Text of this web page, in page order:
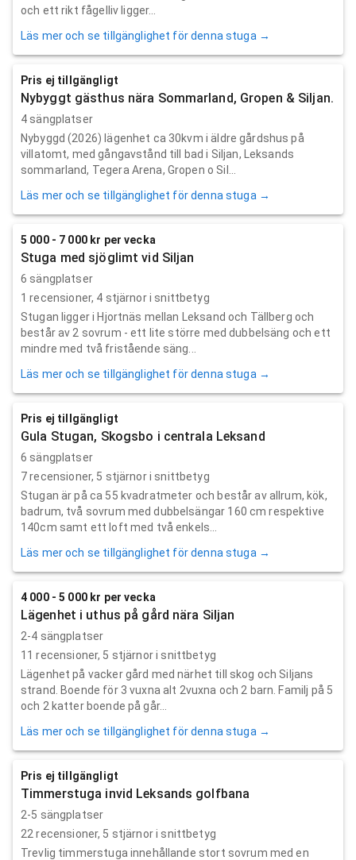
och ett rikt fågelliv ligger...
Läs mer och se tillgänglighet för denna stuga →
Pris ej tillgängligt
Nybyggt gästhus nära Sommarland, Gropen & Siljan.
4 sängplatser
Nybyggd (2026) lägenhet ca 30kvm i äldre gårdshus på
villatomt, med gångavstånd till bad i Siljan, Leksands
sommarland, Tegera Arena, Gropen o Sil...
Läs mer och se tillgänglighet för denna stuga →
5 000 - 7 000 kr per vecka
Stuga med sjöglimt vid Siljan
6 sängplatser
1 recensioner, 4 stjärnor i snittbetyg
Stugan ligger i Hjortnäs mellan Leksand och Tällberg och
består av 2 sovrum - ett lite större med dubbelsäng och ett
mindre med två fristående säng...
Läs mer och se tillgänglighet för denna stuga →
Pris ej tillgängligt
Gula Stugan, Skogsbo i centrala Leksand
6 sängplatser
7recensioner, 5 stjärnor i snittbetyg
Stugan är på ca 55 kvadratmeter och består av allrum, kök,
badrum, två sovrum med dubbelsängar 160 cm respektive
140cm samt ett loft med två enkels...
Läs mer och se tillgänglighet för denna stuga →
4 000 - 5 000 kr per vecka
Lägenhet i uthus på gård nära Siljan
2-4 sängplatser
11 recensioner, 5 stjärnor i snittbetyg
Lägenhet på vacker gård med närhet till skog och Siljans
strand. Boende för 3 vuxna alt 2vuxna och 2 barn. Familj på 5
och 2 katter boende på går...
Läs mer och se tillgänglighet för denna stuga →
Pris ej tillgängligt
Timmerstuga invid Leksands golfbana
2-5 sängplatser
22 recensioner, 5 stjärnor i snittbetyg
Trevlig timmerstuga innehållande stort sovrum med en